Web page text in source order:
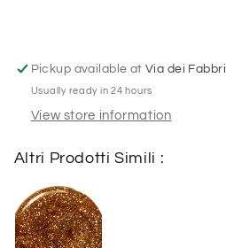
Pickup available atVia dei Fabbri
Usually ready in 24 hours
View store information
Altri Prodotti Simili :